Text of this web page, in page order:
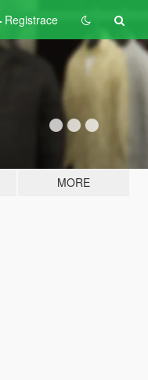
Registrace
MORE